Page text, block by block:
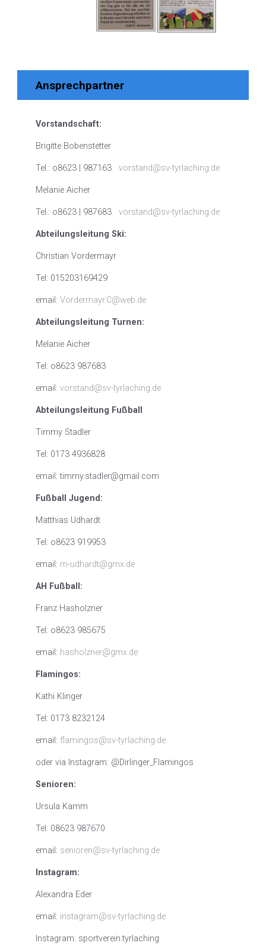
Ansprechpartner
Vorstandschaft:
Brigitte Bobenstetter
Tel.: o8623 | 987163 vorstand@sv-tyrlaching.de
Melanie Aicher
Tel.: o8623 | 987683 vorstand@sv-tyrlaching.de
Abteilungsleitung Ski:
Christian Vordermayr
Tel: 015203169429
email: Vordermayr.C@web.de
Abteilungsleitung Turnen:
Melanie Aicher
Tel: o8623 987683
email: vorstand@sv-tyrlaching.de
Abteilungsleitung Fußball
Timmy Stadler
Tel: 0173 4936828
email: timmy.stadler@gmail.com
Fußball Jugend:
Matthias Udhardt
Tel: o8623 919953
email: m-udhardt@gmx.de
AH Fußball:
Franz Hasholzner
Tel: o8623 985675
email: hasholzner@gmx.de
Flamingos:
Kathi Klinger
Tel: 0173 8232124
email: flamingos@sv-tyrlaching.de
oder via Instagram: @Dirlinger_Flamingos
Senioren:
Ursula Kamm
Tel: 08623 987670
email: senioren@sv-tyrlaching.de
Instagram:
Alexandra Eder
email: instagram@sv-tyrlaching.de
Instagram: sportverein.tyrlaching